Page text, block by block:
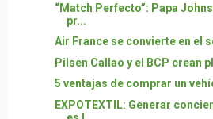
“Match Perfecto”: Papa
pr...
Air France se convierte en el
Pilsen Callao y el BCP crean
5 ventajas de comprar un
EXPOTEXTIL: Generar